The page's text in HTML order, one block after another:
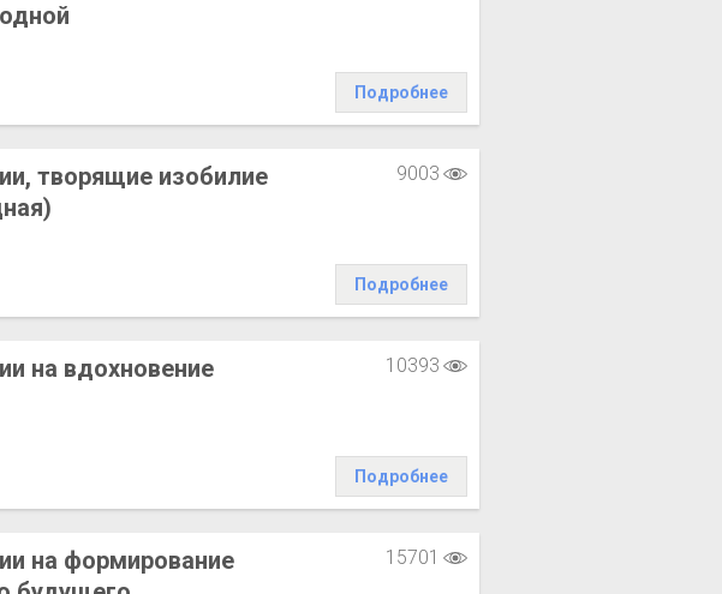
Подробнее
творящие изобилие
9003
Подробнее
на вдохновение 10393
Подробнее
на формирование
15701